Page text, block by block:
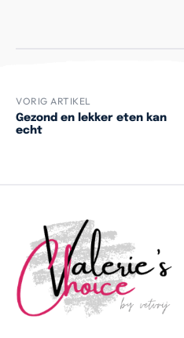
VORIG ARTIKEL
Gezond en lekker eten kan
echt